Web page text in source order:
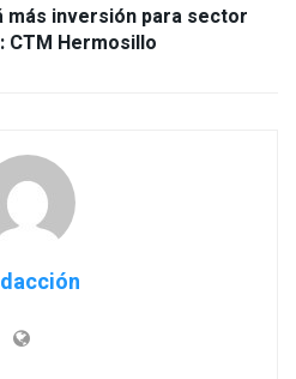
más inversión para sector
CTM Hermosillo